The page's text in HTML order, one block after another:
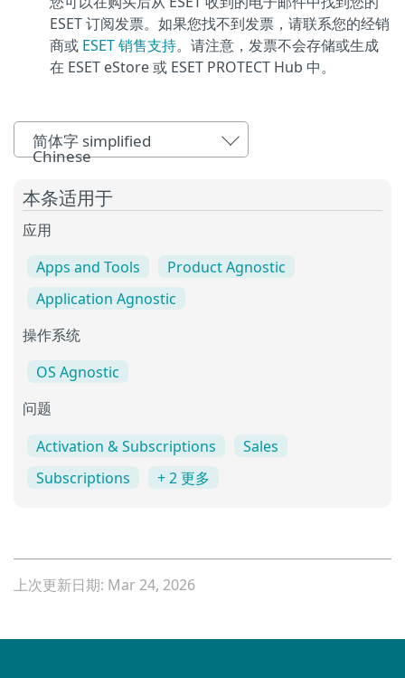
ESET 订阅发票。如果您找不到发票，请联系您的经销
商或 ESET 销售支持。请注意，发票不会存储或生成
在 ESET eStore 或 ESET PROTECT Hub 中。
简体字 simplified
Chinese
本条适用于
应用
Apps and Tools
Product Agnostic
Application Agnostic
操作系统
OS Agnostic
问题
Activation & Subscriptions
Sales
Subscriptions
+ 2 更多
上次更新日期: Mar 24, 2026